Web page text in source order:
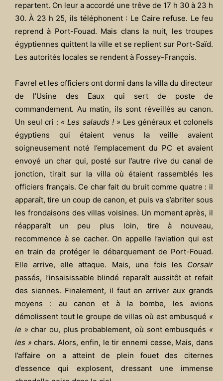
repartent. On leur a accordé une trêve de 17 h 30 à 23 h
30. À 23 h 25, ils téléphonent : Le Caire refuse. Le feu
reprend à Port-Fouad. Mais clans la nuit, les troupes
égyptiennes quittent la ville et se replient sur Port-Saïd.
Les autorités locales se rendent à Fossey-François.
Favrel et les officiers ont dormi dans la villa du directeur
de l’Usine des Eaux qui sert de poste de
commandement. Au matin, ils sont réveillés au canon.
Un seul cri : « Les salauds ! » Les généraux et colonels
égyptiens qui étaient venus la veille avaient
soigneusement noté l’emplacement du PC et avaient
envoyé un char qui, posté sur l’autre rive du canal de
jonction, tirait sur la villa où étaient rassemblés les
officiers français. Ce char fait du bruit comme quatre : il
apparaît, tire un coup de canon, et puis va s’abriter sous
les frondaisons des villas voisines. Un moment après, il
réapparaît un peu plus loin, tire à nouveau,
recommence à se cacher. On appelle l’aviation qui est
en train de protéger le débarquement de Port-Fouad.
Elle arrive, elle attaque. Mais, une fois les Corsair
passés, l’insaisissable blindé reparaît aussitôt et refait
des siennes. Finalement, il faut en arriver aux grands
moyens : au canon et à la bombe, les avions
démolissent tout le groupe de villas où est embusqué «
le » char ou, plus probablement, où sont embusqués «
les » chars. Alors, enfin, le tir ennemi cesse, Mais, dans
l’affaire on a atteint de plein fouet des citernes
d’essence qui explosent, dressant une immense